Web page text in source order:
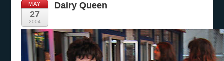
MAY
27
2004
Dairy Queen